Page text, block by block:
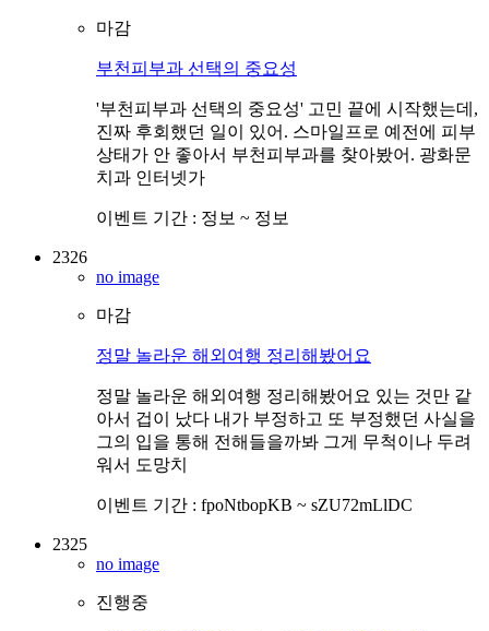
마감
부천피부과 선택의 중요성
'부천피부과 선택의 중요성' 고민 끝에 시작했는데,
진짜 후회했던 일이 있어. 스마일프로 예전에 피부
상태가 안 좋아서 부천피부과를 찾아봤어. 광화문
치과 인터넷가
이벤트 기간 : 정보 ~ 정보
2326
no image
마감
정말 놀라운 해외여행 정리해봤어요
정말 놀라운 해외여행 정리해봤어요 있는 것만 같
아서 겁이 났다 내가 부정하고 또 부정했던 사실을
그의 입을 통해 전해들을까봐 그게 무척이나 두려
워서 도망치
이벤트 기간 : fpoNtbopKB ~ sZU72mLlDC
2325
no image
진행중